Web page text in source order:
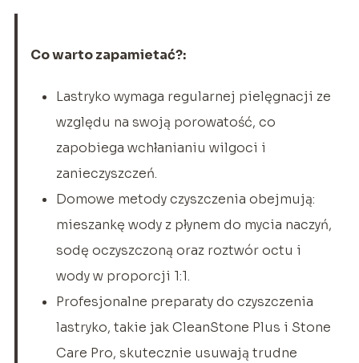
Co warto zapamietać?:
Lastryko wymaga regularnej pielęgnacji ze
względu na swoją porowatość, co
zapobiega wchłanianiu wilgoci i
zanieczyszczeń.
Domowe metody czyszczenia obejmują:
mieszankę wody z płynem do mycia naczyń,
sodę oczyszczoną oraz roztwór octu i
wody w proporcji 1:1.
Profesjonalne preparaty do czyszczenia
lastryko, takie jak CleanStone Plus i Stone
Care Pro, skutecznie usuwają trudne